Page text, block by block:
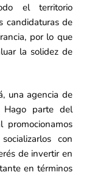
el territorio
candidaturas de
por lo que
la solidez de
una agencia de
Hago parte del
promocionamos
con
de invertir en
en términos